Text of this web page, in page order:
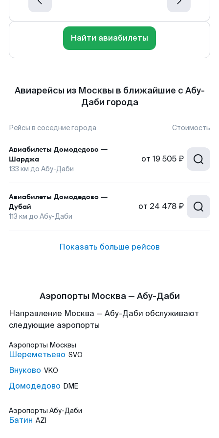
Найти авиабилеты
Авиарейсы из Москвы в ближайшие с Абу-
Даби города
Рейсы в соседние города Стоимость
Авиабилеты Домодедово —
Шарджа
133 км до Абу-Даби
от 19 505 ₽
Авиабилеты Домодедово —
Дубай
113 км до Абу-Даби
от 24 478 ₽
Показать больше рейсов
Аэропорты Москва — Абу-Даби
Направление Москва — Абу-Даби обслуживают
следующие аэропорты
Аэропорты Москвы
Шереметьево SVO
Внуково VKO
Домодедово DME
Аэропорты Абу-Даби
Батин AZI